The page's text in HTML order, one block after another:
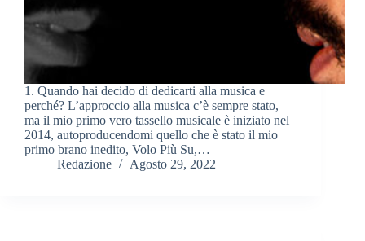
1. Quando hai decido di dedicarti alla musica e
perché? L’approccio alla musica c’è sempre stato,
ma il mio primo vero tassello musicale è iniziato nel
2014, autoproducendomi quello che è stato il mio
primo brano inedito, Volo Più Su,…
Redazione
Agosto 29, 2022